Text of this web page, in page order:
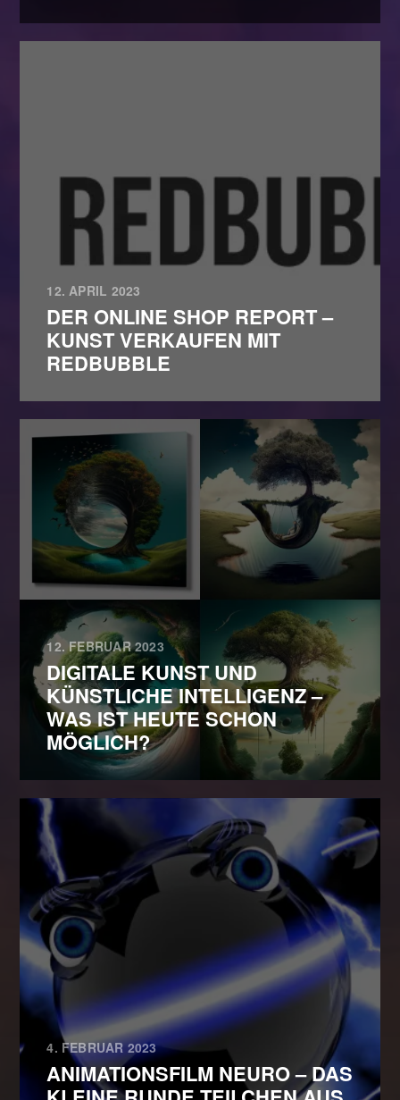
12. APRIL 2023
DER ONLINE SHOP REPORT –
KUNST VERKAUFEN MIT
REDBUBBLE
12. FEBRUAR 2023
DIGITALE KUNST UND
KÜNSTLICHE INTELLIGENZ –
WAS IST HEUTE SCHON
MÖGLICH?
4. FEBRUAR 2023
ANIMATIONSFILM NEURO – DAS